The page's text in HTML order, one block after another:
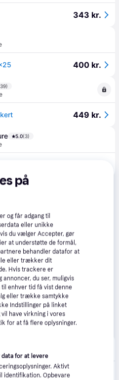
343 kr.
400 kr.
449 kr.
5.0(3)
på
og får adgang til
eller unikke
du vælger Accepter, gør
at understøtte de formål,
behandler datafor at
eller trækker dit
Hvis trackere er
du ser, muligvis
enhver tid få vist denne
eller trække samtykke
Indstillinger på linket
have virkning i vores
for at få flere oplysninger.
for at levere
Aktivt
identifikation. Opbevare